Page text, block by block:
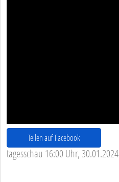
Teilen auf Facebook
tagesschau 16:00 Uhr, 30.01.2024